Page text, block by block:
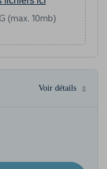
(max. 10mb)
Voir détails